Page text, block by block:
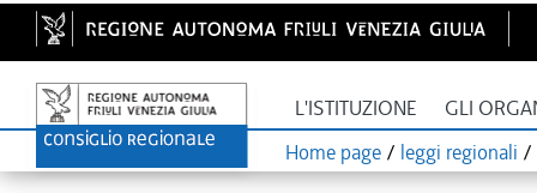
L'ISTITUZIONE GLI
Home page / leggi regionali /